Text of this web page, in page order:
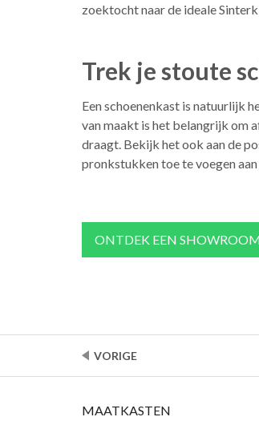
zoektocht naar de ideale
Trek je stoute
Een schoenenkast is natuurlijk
van maakt is het belangrijk om
draagt. Bekijk het ook aan de
pronkstukken toe te voegen
ONTDEK EEN
VORIGE
MAATKASTEN